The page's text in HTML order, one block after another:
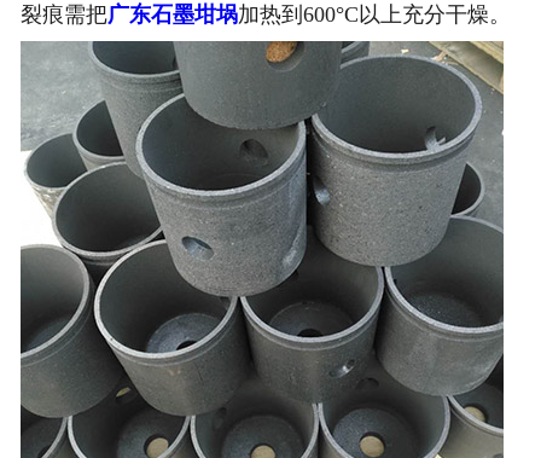
裂痕需把广东石墨坩埚加热到600°C以上充分干燥。